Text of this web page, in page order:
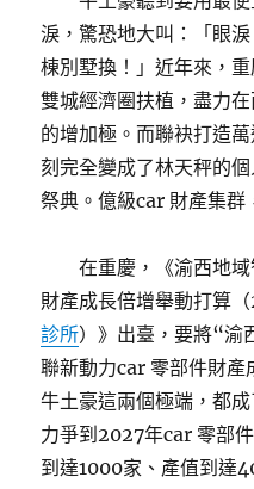
淚，驚恐地大叫：「眼
棟別墅換！」近年來，
雙城經濟圈扶植，盡力
的增加極。而聯袂打造
刻完全變成了林天秤的
祭典。億級car 財產集群
在重慶，《渝西地
財產成長倍增舉動打算
診所）》出臺，要將“渝
聯新動力car 零部件財
牛土豪這兩個極端，都
力爭到2027年car 零部
到達1000家、產值到達